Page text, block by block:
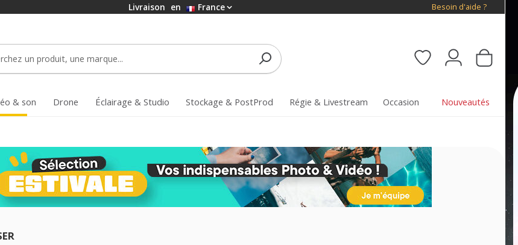
Livraison en France Besoin d'aide ?
& son Drone Éclairage & Studio Stockage & PostProd Régie & Livestream Occasion Nouveautés